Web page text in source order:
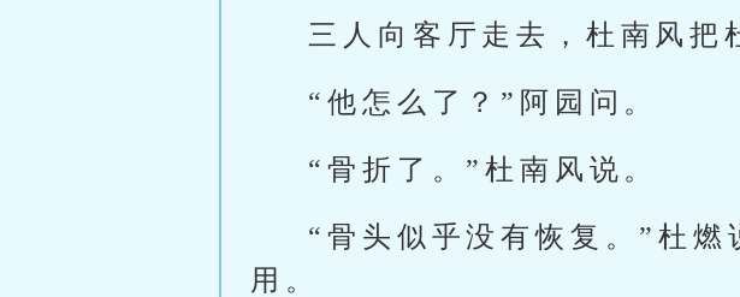
三人向客厅走去，杜南风把
“他怎么了？”阿园问。
“骨折了。”杜南风说。
“骨头似乎没有恢复。”杜
用。